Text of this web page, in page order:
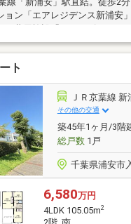
ョン「エアレジデンス新浦安
た共用施設「エアーズカフェ
」、ホテルを彷彿させるコン
寄せ等が充実。ペットと共に
ご質問やご見学の際は、担当
せ下さい。
ト
ＪＲ京葉線
その他の交通
築45年1ヶ月/3階
総戸数1戸
千葉県浦安市
6,580万円
4LDK 105.05m2